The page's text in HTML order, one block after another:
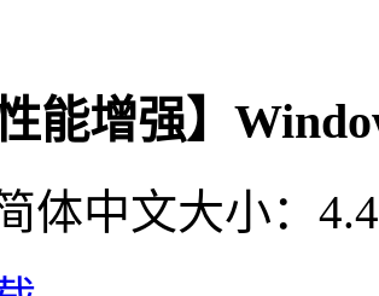
性能增强】
体中文大小：